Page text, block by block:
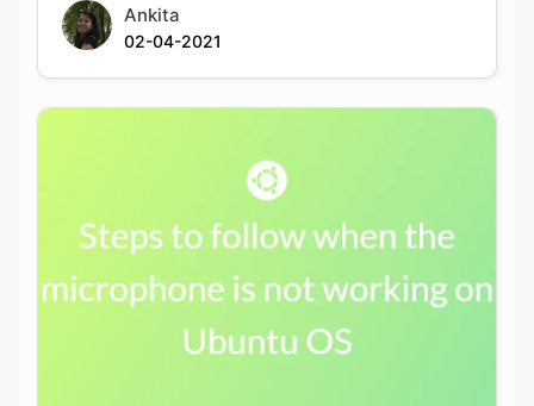
Ankita
02-04-2021